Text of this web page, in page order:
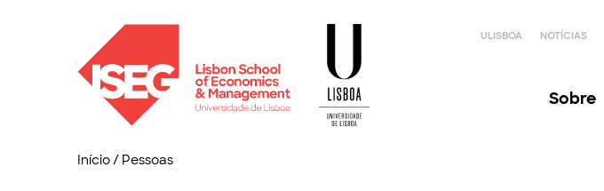
ULISBOA NOTÍCIAS
Sobre
Início/ Pessoas